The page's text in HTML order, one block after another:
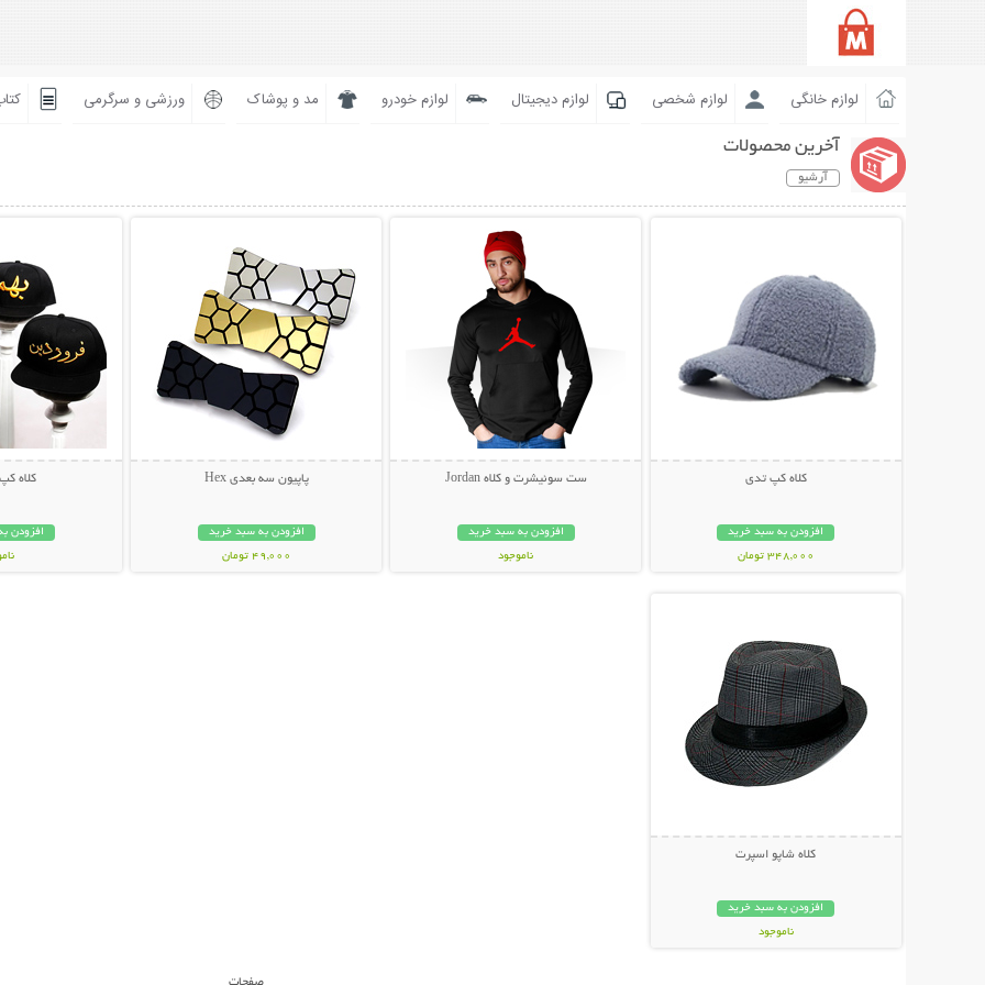
لوازم خانگی لوازم شخصی لوازم دیجیتال لوازم خودرو مد و پوشاک ورزشی و سرگرمی
آخرین محصولات
آرشیو
کلاه کپ تدی
افزودن به سبد خرید
348,000 تومان
ست سوئیشرت و کلاه Jordan
افزودن به سبد خرید
ناموجود
پاپیون سه بعدی Hex
افزودن به سبد خرید
49,000 تومان
کلاه
افزودن
کلاه شاپو اسپرت
افزودن به سبد خرید
ناموجود